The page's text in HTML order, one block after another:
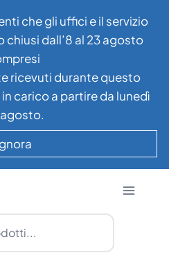
che gli uffici e il servizio
dall’8 al 23 agosto
ricevuti durante questo
carico a partire da lunedì